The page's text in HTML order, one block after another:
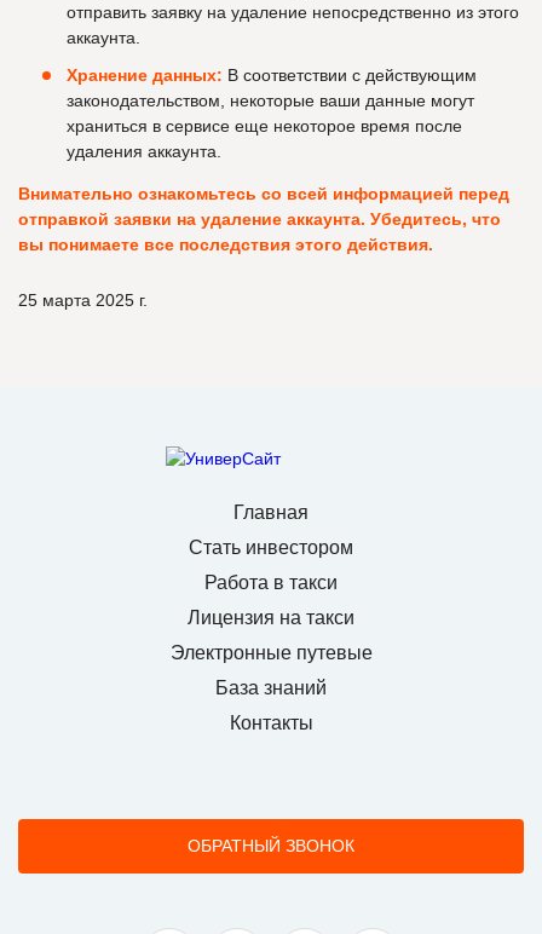
отправить заявку на удаление непосредственно из этого
аккаунта.
Хранение данных: В соответствии с действующим
законодательством, некоторые ваши данные могут
храниться в сервисе еще некоторое время после
удаления аккаунта.
Внимательно ознакомьтесь со всей информацией перед
отправкой заявки на удаление аккаунта. Убедитесь, что
вы понимаете все последствия этого действия.
25 марта 2025 г.
Главная
Стать инвестором
Работа в такси
Лицензия на такси
Электронные путевые
База знаний
Контакты
ОБРАТНЫЙ ЗВОНОК